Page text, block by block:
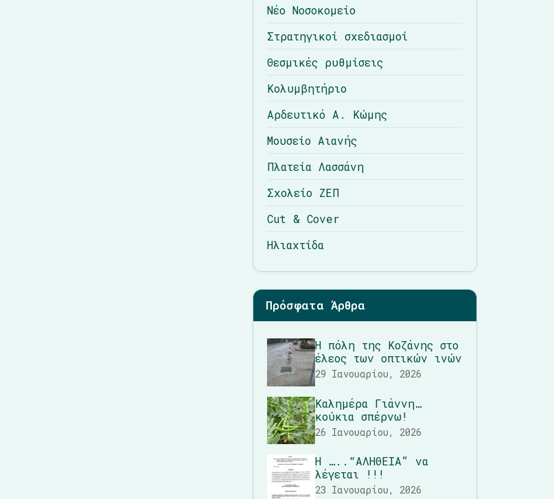
Νέο Νοσοκομείο
Στρατηγικοί σχεδιασμοί
Θεσμικές ρυθμίσεις
Κολυμβητήριο
Αρδευτικό Α. Κώμης
Μουσείο Αιανής
Πλατεία Λασσάνη
Σχολείο ΖΕΠ
Cut & Cover
Ηλιαχτίδα
Πρόσφατα Άρθρα
Η πόλη της Κοζάνης στο
έλεος των οπτικών ινών
29 Ιανουαρίου, 2026
Καλημέρα Γιάννη…
κούκια σπέρνω!
26 Ιανουαρίου, 2026
Η …..“ΑΛΗΘΕΙΑ” να
λέγεται !!!
23 Ιανουαρίου, 2026